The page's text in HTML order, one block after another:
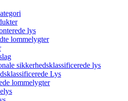
lys
lommelygter
sikkerhedsklassificerede lys
Lys
lommelygter